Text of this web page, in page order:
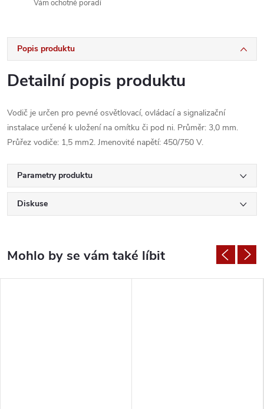
Vám ochotně poradí
Popis produktu
Detailní popis produktu
Vodič je určen pro pevné osvětlovací, ovládací a signalizační
instalace určené k uložení na omítku či pod ni. Průměr: 3,0 mm.
Průřez vodiče: 1,5 mm2. Jmenovité napětí: 450/750 V.
Parametry produktu
Diskuse